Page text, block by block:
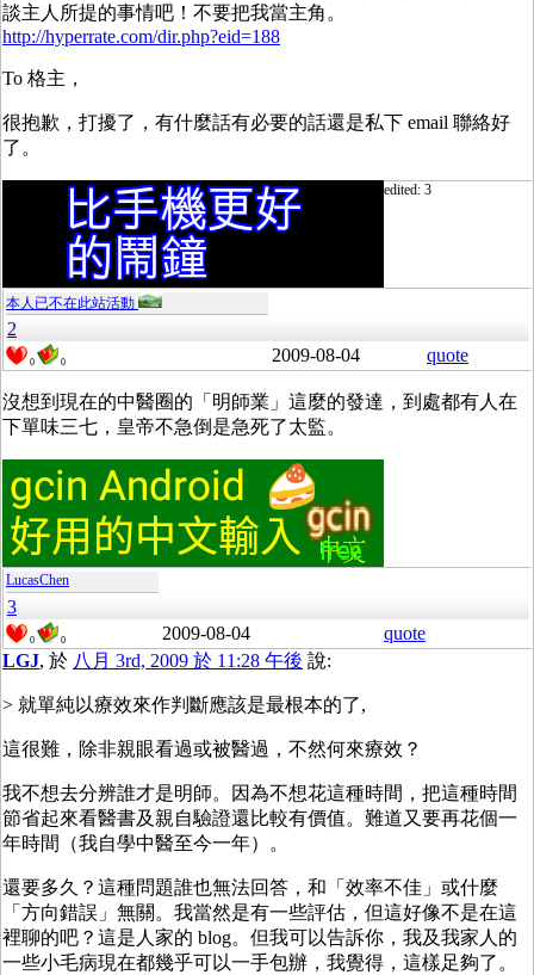
談主人所提的事情吧！不要把我當主角。
http://hyperrate.com/dir.php?eid=188
To 格主，
很抱歉，打擾了，有什麼話有必要的話還是私下 email 聯絡好
了。
edited: 3
本人已不在此站活動
2
0 0 2009-08-04 quote
沒想到現在的中醫圈的「明師業」這麼的發達，到處都有人在
下單味三七，皇帝不急倒是急死了太監。
LucasChen
3
0 0 2009-08-04
quote
LGJ, 於 八月 3rd, 2009 於 11:28 午後 說:
> 就單純以療效來作判斷應該是最根本的了,
這很難，除非親眼看過或被醫過，不然何來療效？
我不想去分辨誰才是明師。因為不想花這種時間，把這種時間
節省起來看醫書及親自驗證還比較有價值。難道又要再花個一
年時間（我自學中醫至今一年）。
還要多久？這種問題誰也無法回答，和「效率不佳」或什麼
「方向錯誤」無關。我當然是有一些評估，但這好像不是在這
裡聊的吧？這是人家的 blog。但我可以告訴你，我及我家人的
一些小毛病現在都幾乎可以一手包辦，我覺得，這樣足夠了。